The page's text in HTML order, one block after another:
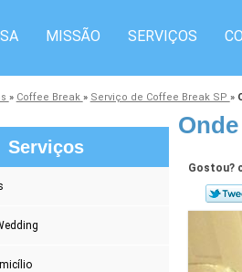
MISSÃO SERVIÇOS
» Coffee Break » Serviço de Coffee Break SP »
Serviços
Gostou?